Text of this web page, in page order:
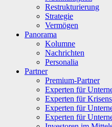
Restrukturierung
Strategie
Vermögen
Panorama
Kolumne
Nachrichten
Personalia
Partner
Premium-Partner
Experten für
Experten für
Experten für
Experten für